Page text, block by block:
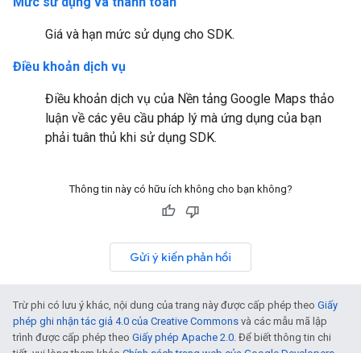
Giá và hạn mức sử dụng cho SDK.
Điều khoản dịch vụ
Điều khoản dịch vụ của Nền tảng Google Maps thảo
luận về các yêu cầu pháp lý mà ứng dụng của bạn
phải tuân thủ khi sử dụng SDK.
Thông tin này có hữu ích không cho bạn không?
Gửi ý kiến phản hồi
Trừ phi có lưu ý khác, nội dung của trang này được cấp phép theo Giấy
phép ghi nhận tác giả 4.0 của Creative Commons và các mẫu mã lập
trình được cấp phép theo Giấy phép Apache 2.0. Để biết thông tin chi